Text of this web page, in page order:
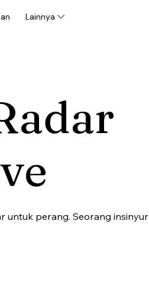
Lainnya
untuk perang. Seorang insinyur